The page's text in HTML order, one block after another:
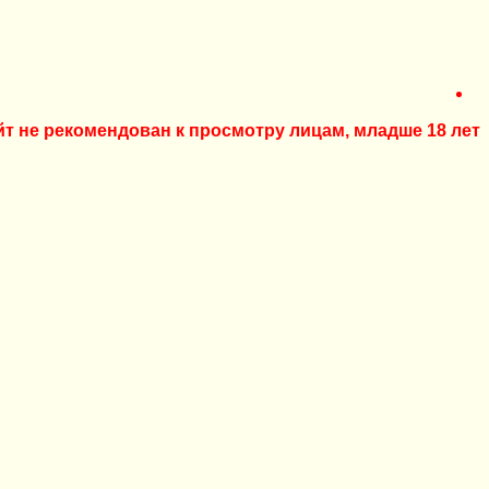
не рекомендован к просмотру лицам, младше 18 лет